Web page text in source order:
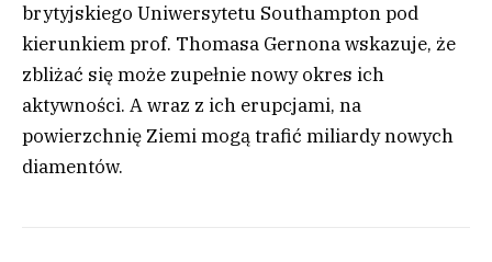
brytyjskiego Uniwersytetu Southampton pod
kierunkiem prof. Thomasa Gernona wskazuje, że
zbliżać się może zupełnie nowy okres ich
aktywności. A wraz z ich erupcjami, na
powierzchnię Ziemi mogą trafić miliardy nowych
diamentów.